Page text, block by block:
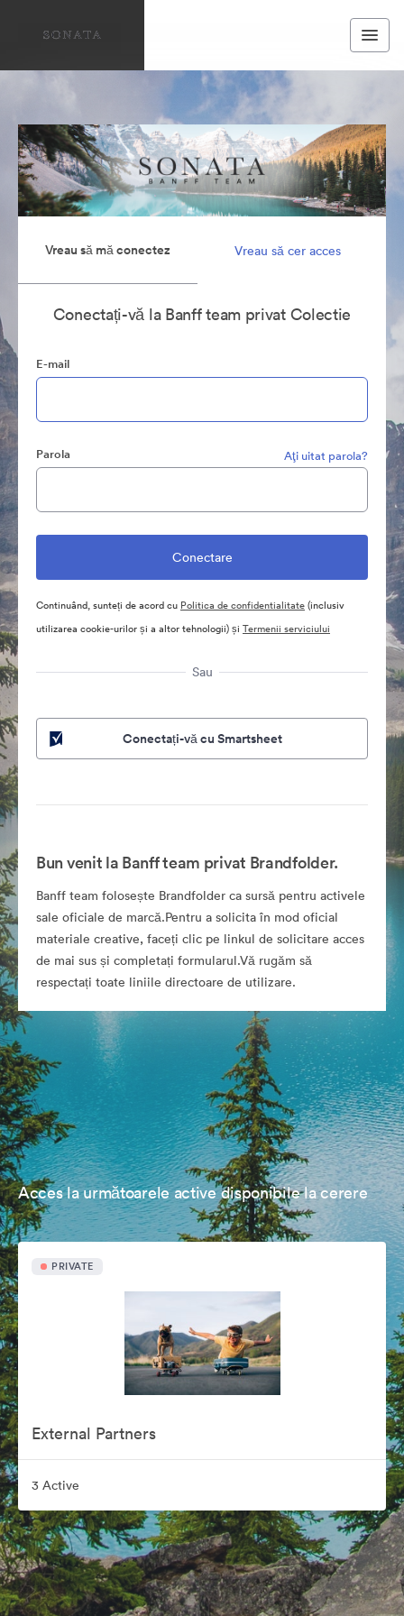
Vreau să mă conectez Vreau să cer acces
Conectați-vă la Banff team privat Colectie
E-mail
Parola Aţi uitat parola?
Continuând, sunteți de acord cu Politica de confidentialitate(inclusiv
utilizarea cookie-urilor și a altor tehnologii) și Termenii serviciului
Sau
Conectați-vă cu Smartsheet
Bun venit la Banff team privat Brandfolder.
Banff team folosește Brandfolder ca sursă pentru activele
sale oficiale de marcă.Pentru a solicita în mod oficial
materiale creative, faceți clic pe linkul de solicitare acces
de mai sus și completați formularul.Vă rugăm să
respectați toate liniile directoare de utilizare.
Acces la următoarele active disponibile la cerere
PRIVATE
External Partners
3 Active